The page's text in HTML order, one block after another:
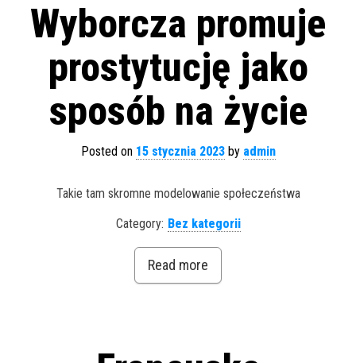
Wyborcza promuje
prostytucję jako
sposób na życie
Posted on 15 stycznia 2023by admin
Takie tam skromne modelowanie społeczeństwa
Category: Bez kategorii
Read more